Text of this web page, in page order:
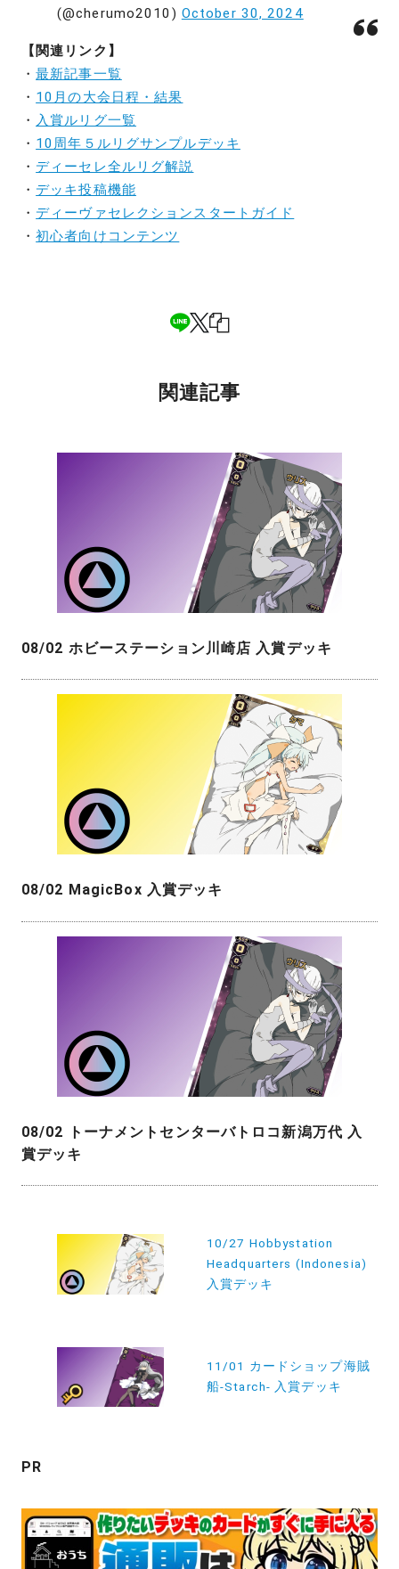
(@cherumo2010) October 30, 2024
【関連リンク】
・最新記事一覧
・ 10月の大会日程・結果
・ 入賞ルリグ一覧
・ 10周年５ルリグサンプルデッキ
・ ディーセレ全ルリグ解説
・ デッキ投稿機能
・ ディーヴァセレクションスタートガイド
・初心者向けコンテンツ
関連記事
08/02 ホビーステーション川崎店 入賞デッキ
08/02 MagicBox 入賞デッキ
08/02 トーナメントセンターバトロコ新潟万代 入
賞デッキ
ン
10/27 Hobbystation
Headquarters (Indonesia)
入賞デッキ
11/01 カードショップ海賊
船-Starch- 入賞デッキ
PR